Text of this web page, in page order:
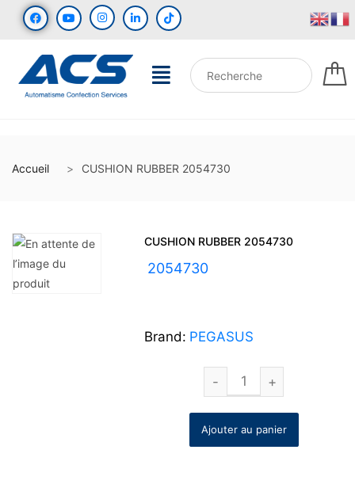
Accueil CUSHION RUBBER 2054730
CUSHION RUBBER 2054730
2054730
Brand: PEGASUS
Ajouter au panier